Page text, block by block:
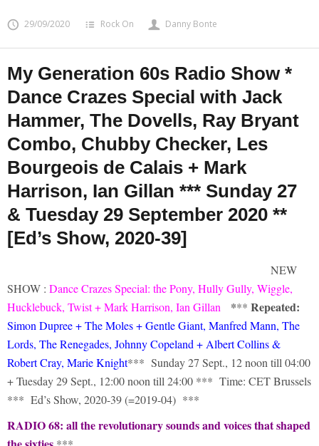
29/09/2020 Rock On Danny Bonte
My Generation 60s Radio Show *
Dance Crazes Special with Jack
Hammer, The Dovells, Ray Bryant
Combo, Chubby Checker, Les
Bourgeois de Calais + Mark
Harrison, Ian Gillan *** Sunday 27
& Tuesday 29 September 2020 **
[Ed’s Show, 2020-39]
NEW
SHOW : Dance Crazes Special: the Pony, Hully Gully, Wiggle,
Hucklebuck, Twist+ Mark Harrison, Ian Gillan *** Repeated:
Simon Dupree + The Moles + Gentle Giant, Manfred Mann, The
Lords, The Renegades, Johnny Copeland + Albert Collins &
Robert Cray, Marie Knight*** Sunday 27 Sept., 12 noon till 04:00
+ Tuesday 29 Sept., 12:00 noon till 24:00 *** Time: CET Brussels
*** Ed’s Show, 2020-39 (=2019-04) ***
RADIO 68: all the revolutionary sounds and voices that shaped